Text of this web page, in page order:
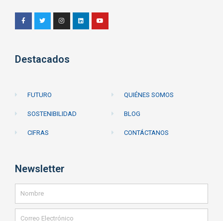
Destacados
FUTURO
SOSTENIBILIDAD
CIFRAS
QUIÉNES SOMOS
BLOG
CONTÁCTANOS
Newsletter